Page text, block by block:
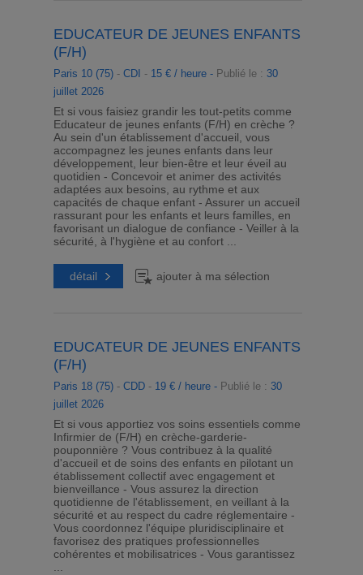
EDUCATEUR DE JEUNES ENFANTS
(F/H)
Paris 10 (75)- CDI - 15 € / heure - Publié le : 30
juillet 2026
Et si vous faisiez grandir les tout-petits comme
Educateur de jeunes enfants (F/H) en crèche ?
Au sein d'un établissement d'accueil, vous
accompagnez les jeunes enfants dans leur
développement, leur bien-être et leur éveil au
quotidien - Concevoir et animer des activités
adaptées aux besoins, au rythme et aux
capacités de chaque enfant - Assurer un accueil
rassurant pour les enfants et leurs familles, en
favorisant un dialogue de confiance - Veiller à la
sécurité, à l'hygiène et au confort ...
détail ajouter à ma sélection
EDUCATEUR DE JEUNES ENFANTS
(F/H)
Paris 18 (75)- CDD - 19 € / heure - Publié le : 30
juillet 2026
Et si vous apportiez vos soins essentiels comme
Infirmier de (F/H) en crèche-garderie-
pouponnière ? Vous contribuez à la qualité
d'accueil et de soins des enfants en pilotant un
établissement collectif avec engagement et
bienveillance - Vous assurez la direction
quotidienne de l'établissement, en veillant à la
sécurité et au respect du cadre réglementaire -
Vous coordonnez l'équipe pluridisciplinaire et
favorisez des pratiques professionnelles
cohérentes et mobilisatrices - Vous garantissez
...